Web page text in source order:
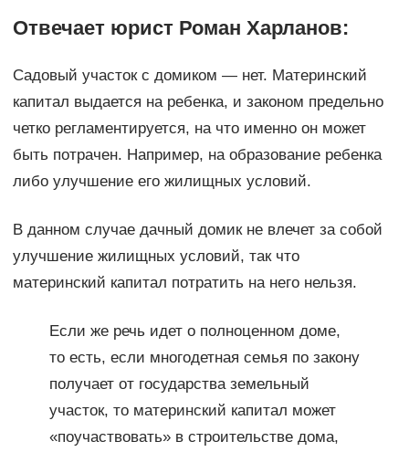
Отвечает юрист Роман Харланов:
Садовый участок с домиком — нет. Материнский
капитал выдается на ребенка, и законом предельно
четко регламентируется, на что именно он может
быть потрачен. Например, на образование ребенка
либо улучшение его жилищных условий.
В данном случае дачный домик не влечет за собой
улучшение жилищных условий, так что
материнский капитал потратить на него нельзя.
Если же речь идет о полноценном доме,
то есть, если многодетная семья по закону
получает от государства земельный
участок, то материнский капитал может
«поучаствовать» в строительстве дома,